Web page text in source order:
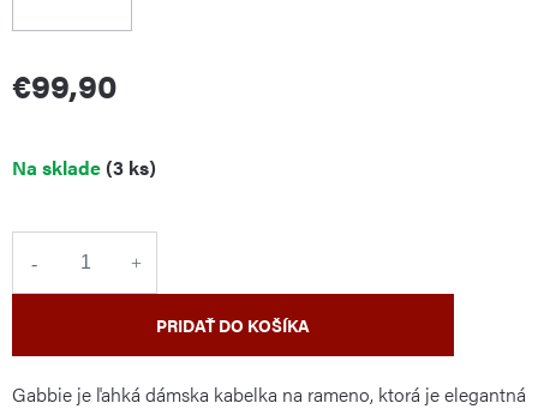
€99,90
Jednotková
cena:
Na sklade(3 ks)
PRIDAŤ DO KOŠÍKA
Gabbie je ľahká dámska kabelka na rameno, ktorá je elegantná